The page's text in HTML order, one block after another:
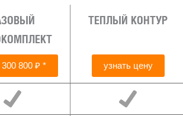
300 800 ₽ *
ТЕПЛЫЙ КОНТУР
узнать цену